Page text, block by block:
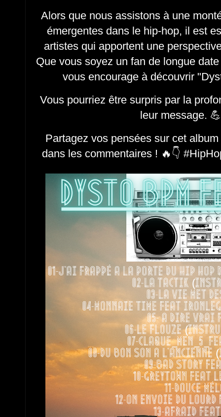
Alors que nous assistons à une
émergentes dans le hip-hop, il est
artistes qui apportent une
Que vous soyez un fan de longue
vous encourage à découvrir
Vous pourriez être surpris par la
leur message.
Partagez vos pensées sur cet
dans les commentaires ! 🔥👇